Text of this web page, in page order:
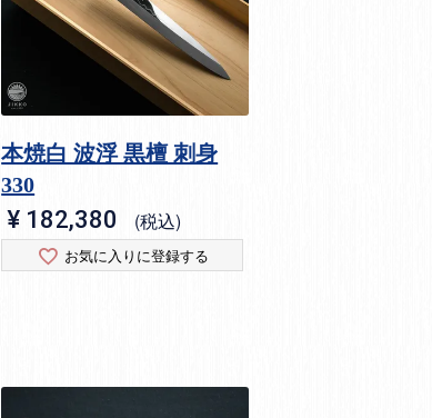
本焼白 波浮 黒檀 刺身
330
¥ 182,380 税込
お気に入りに登録する